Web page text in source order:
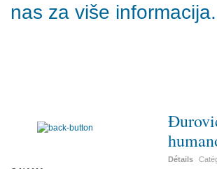
nas za više informacija.
Détails